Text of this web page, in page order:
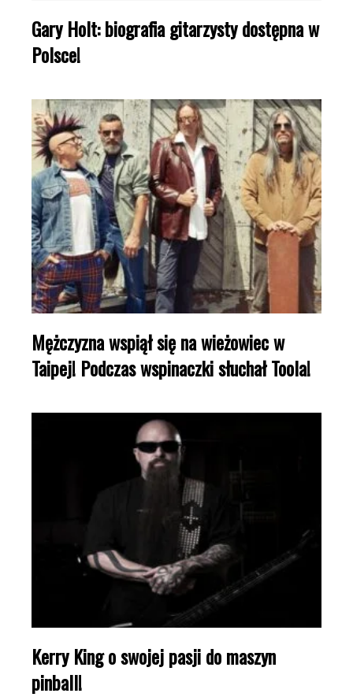
Gary Holt: biografia gitarzysty dostępna w
Polsce!
Mężczyzna wspiął się na wieżowiec w
Taipej! Podczas wspinaczki słuchał Toola!
Kerry King o swojej pasji do maszyn
pinball!